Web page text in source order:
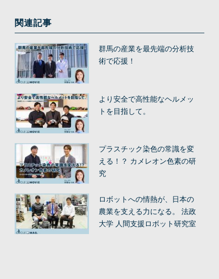
関連記事
群馬の産業を最先端の分析技
術で応援！
より安全で高性能なヘルメッ
トを目指して。
プラスチック染色の常識を変
える！？ カメレオン色素の研
究
ロボットへの情熱が、日本の
農業を支える力になる。 法政
大学 人間支援ロボット研究室